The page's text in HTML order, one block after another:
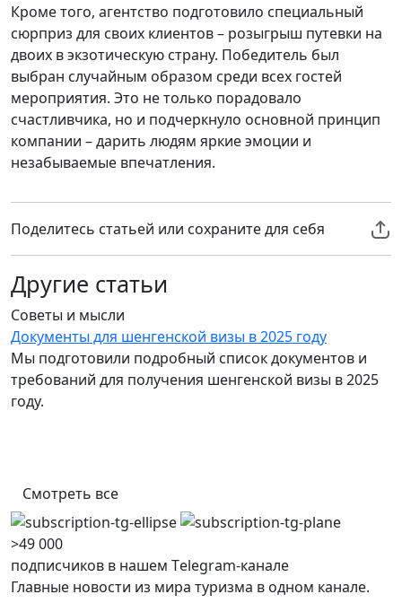
Кроме того, агентство подготовило специальный
сюрприз для своих клиентов – розыгрыш путевки на
двоих в экзотическую страну. Победитель был
выбран случайным образом среди всех гостей
мероприятия. Это не только порадовало
счастливчика, но и подчеркнуло основной принцип
компании – дарить людям яркие эмоции и
незабываемые впечатления.
Поделитесь статьей или сохраните для себя
Другие статьи
Советы и мысли
Документы для шенгенской визы в 2025 году
Мы подготовили подробный список документов и
требований для получения шенгенской визы в 2025
году.
Смотреть все
>49 000
подписчиков в нашем Тelegram-канале
Главные новости из мира туризма в одном канале.